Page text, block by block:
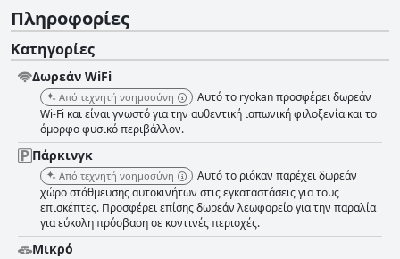
Πληροφορίες
Κατηγορίες
Δωρεάν WiFi
Από τεχνητή νοημοσύνη
Αυτό το ryokan προσφέρει δωρεάν
Wi-Fi και είναι γνωστό για την αυθεντική ιαπωνική φιλοξενία και το
όμορφο φυσικό περιβάλλον.
Πάρκινγκ
Από τεχνητή νοημοσύνη
Αυτό το ριόκαν παρέχει δωρεάν
χώρο στάθμευσης αυτοκινήτων στις εγκαταστάσεις για τους
επισκέπτες. Προσφέρει επίσης δωρεάν λεωφορείο για την παραλία
για εύκολη πρόσβαση σε κοντινές περιοχές.
Μικρό